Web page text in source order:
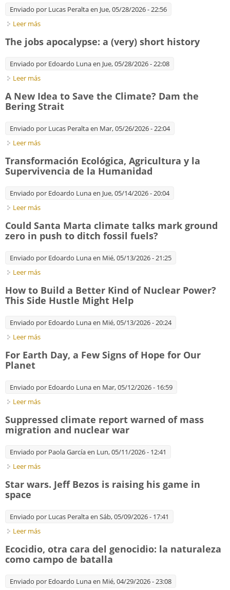
Enviado por Lucas Peraltaen Jue, 05/28/2026 - 22:56
Leer más
The jobs apocalypse: a (very) short history
Enviado por Edoardo Lunaen Jue, 05/28/2026 - 22:08
Leer más
A New Idea to Save the Climate? Dam the
Bering Strait
Enviado por Lucas Peraltaen Mar, 05/26/2026 - 22:04
Leer más
Transformación Ecológica, Agricultura y la
Supervivencia de la Humanidad
Enviado por Edoardo Lunaen Jue, 05/14/2026 - 20:04
Leer más
Could Santa Marta climate talks mark ground
zero in push to ditch fossil fuels?
Enviado por Edoardo Lunaen Mié, 05/13/2026 - 21:25
Leer más
How to Build a Better Kind of Nuclear Power?
This Side Hustle Might Help
Enviado por Edoardo Lunaen Mié, 05/13/2026 - 20:24
Leer más
For Earth Day, a Few Signs of Hope for Our
Planet
Enviado por Edoardo Lunaen Mar, 05/12/2026 - 16:59
Leer más
Suppressed climate report warned of mass
migration and nuclear war
Enviado por Paola Garcíaen Lun, 05/11/2026 - 12:41
Leer más
Star wars. Jeff Bezos is raising his game in
space
Enviado por Lucas Peraltaen Sáb, 05/09/2026 - 17:41
Leer más
Ecocidio, otra cara del genocidio: la naturaleza
como campo de batalla
Enviado por Edoardo Lunaen Mié, 04/29/2026 - 23:08